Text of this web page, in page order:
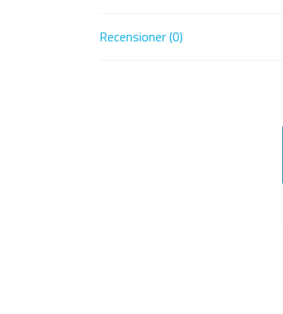
Recensioner (0)